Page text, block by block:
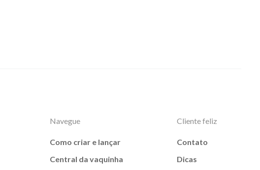
Navegue
Como criar e lançar
Central da vaquinha
Cliente feliz
Contato
Dicas